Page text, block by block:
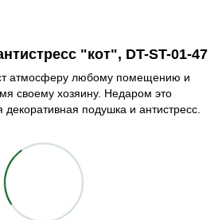
"кот", DT-ST-01-47
атмосферу любому помещению и
своему хозяину. Недаром это
декоративная подушка и антистресс.